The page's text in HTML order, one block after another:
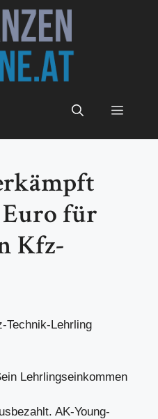
Menü
Euro für
Kfz-
Technik-Lehrling
Lehrlingseinkommen
AK-Young-